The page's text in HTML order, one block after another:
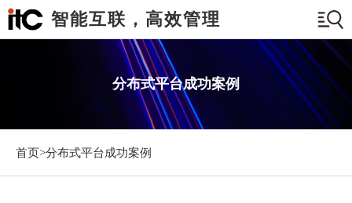
智能互联，高效管理
分布式平台成功案例
首页>分布式平台成功案例